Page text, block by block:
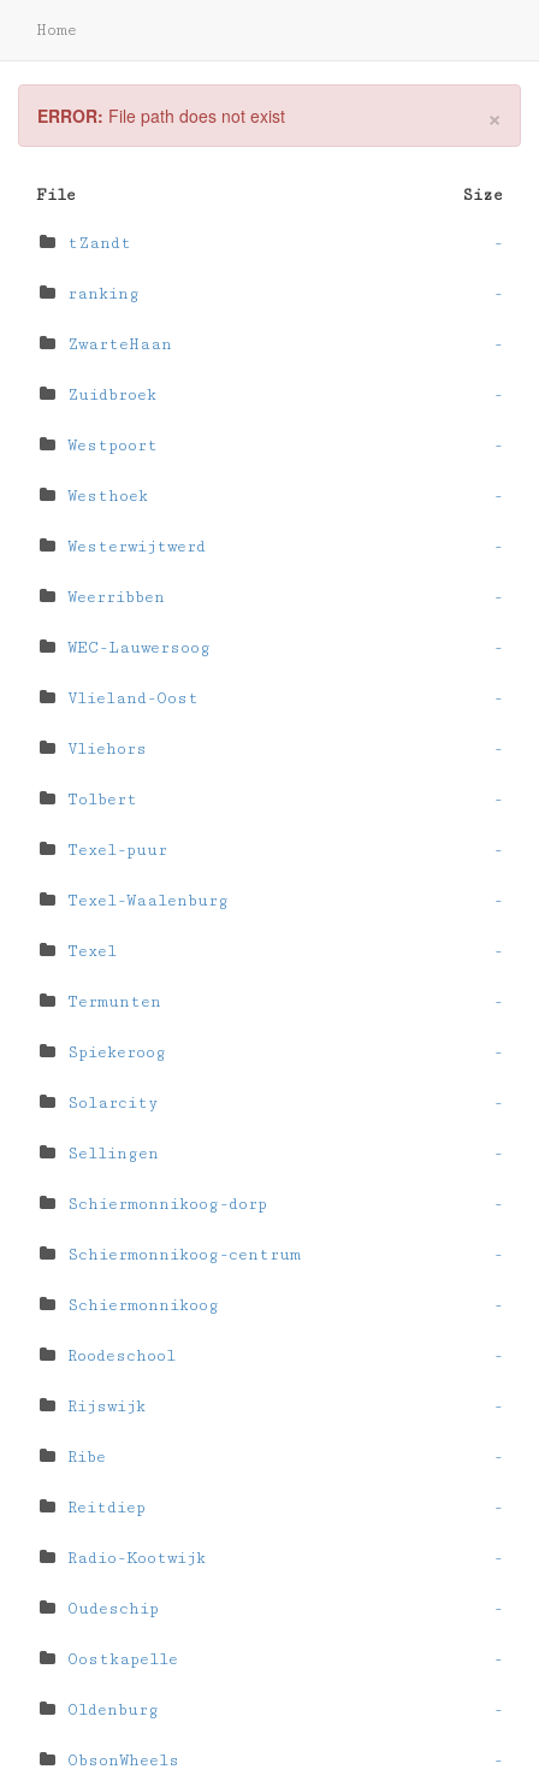
Home
ERROR: File path does not exist ×
File Size
tZandt -
ranking -
ZwarteHaan -
Zuidbroek -
Westpoort -
Westhoek -
Westerwijtwerd -
Weerribben -
WEC-Lauwersoog -
Vlieland-Oost -
Vliehors -
Tolbert -
Texel-puur -
Texel-Waalenburg -
Texel -
Termunten -
Spiekeroog -
Solarcity -
Sellingen -
Schiermonnikoog-dorp -
Schiermonnikoog-centrum -
Schiermonnikoog -
Roodeschool -
Rijswijk -
Ribe -
Reitdiep -
Radio-Kootwijk -
Oudeschip -
Oostkapelle -
Oldenburg -
ObsonWheels -